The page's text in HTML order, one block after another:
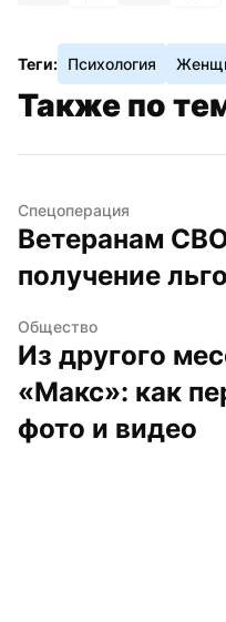
Теги: Психология
Также по
Спецоперация
Ветеранам
получение
Общество
Из другого
«Макс»: как
фото и видео